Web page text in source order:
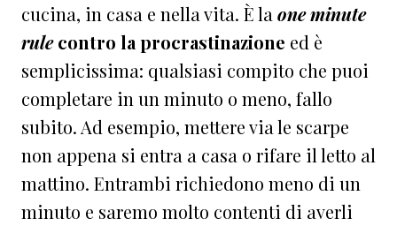
cucina, in casa e nella vita. È la one minute
rule contro la procrastinazione ed è
semplicissima: qualsiasi compito che puoi
completare in un minuto o meno, fallo
subito. Ad esempio, mettere via le scarpe
non appena si entra a casa o rifare il letto al
mattino. Entrambi richiedono meno di un
minuto e saremo molto contenti di averli